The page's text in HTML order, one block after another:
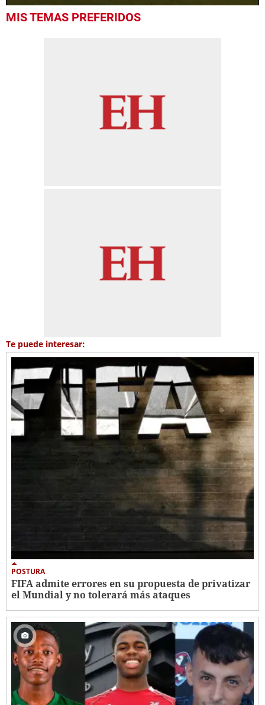
of
MIS TEMAS PREFERIDOS
Te puede interesar:
POSTURA
FIFA admite errores en su propuesta de privatizar
el Mundial y no tolerará más ataques